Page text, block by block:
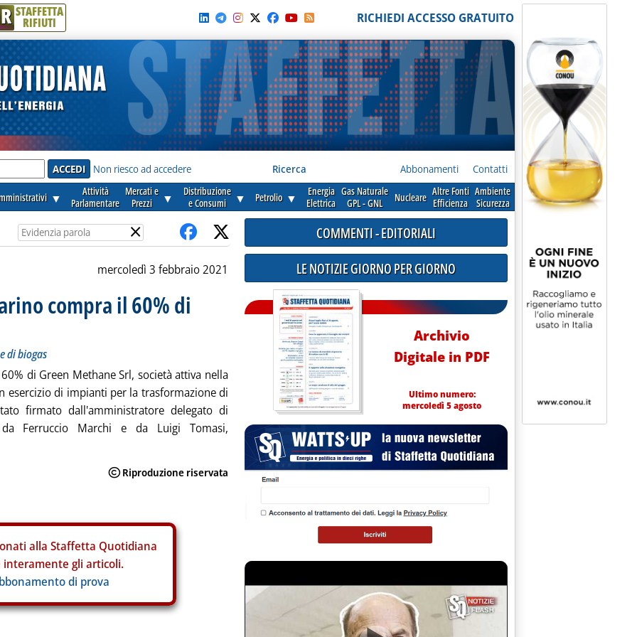
R STAFFETTA
RIFIUTI RICHIEDI ACCESSO GRATUITO
Non riesco ad accedere Ricerca Abbonamenti Contatti
▼
Attività
Parlamentare
Mercati e
Prezzi
▼
Distribuzione
e Consumi
▼ Petrolio ▼
Energia
Elettrica
Gas Naturale
GPL - GNL
Nucleare Altre Fonti
Efficienza
Ambiente
Sicurezza
×
mercoledì 3 febbraio 2021
compra il 60% di
di biogas
di Green Methane Srl, società attiva nella
esercizio di impianti per la trasformazione di
firmato dall'amministratore delegato di
Ferruccio Marchi e da Luigi Tomasi,
alla Staffetta Quotidiana
interamente gli articoli.
di prova
COMMENTI - EDITORIALI
LE NOTIZIE GIORNO PER GIORNO
Archivio
Digitale in PDF
Ultimo numero:
mercoledì 5 agosto